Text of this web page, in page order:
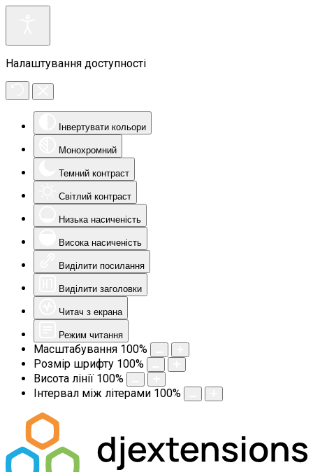
Налаштування доступності
Інвертувати кольори
Монохромний
Темний контраст
Світлий контраст
Низька насиченість
Висока насиченість
Виділити посилання
Виділити заголовки
Читач з екрана
Режим читання
Масштабування 100%
Розмір шрифту 100%
Висота лінії 100%
Інтервал між літерами 100%